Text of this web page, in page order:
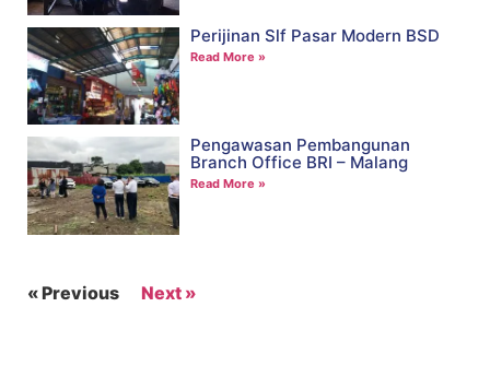
Perijinan Slf Pasar Modern BSD
Read More »
Pengawasan Pembangunan
Branch Office BRI – Malang
Read More »
« Previous Next »